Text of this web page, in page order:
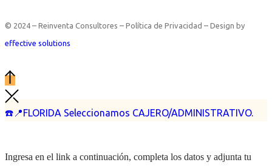
☎️📍FLORIDA Seleccionamos CAJERO/ADMINISTRATIVO.
© 2024 – Reinventa Consultores – Política de Privacidad – Design by
effective solutions
Ingresa en el link a continuación, completa los datos y adjunta tu